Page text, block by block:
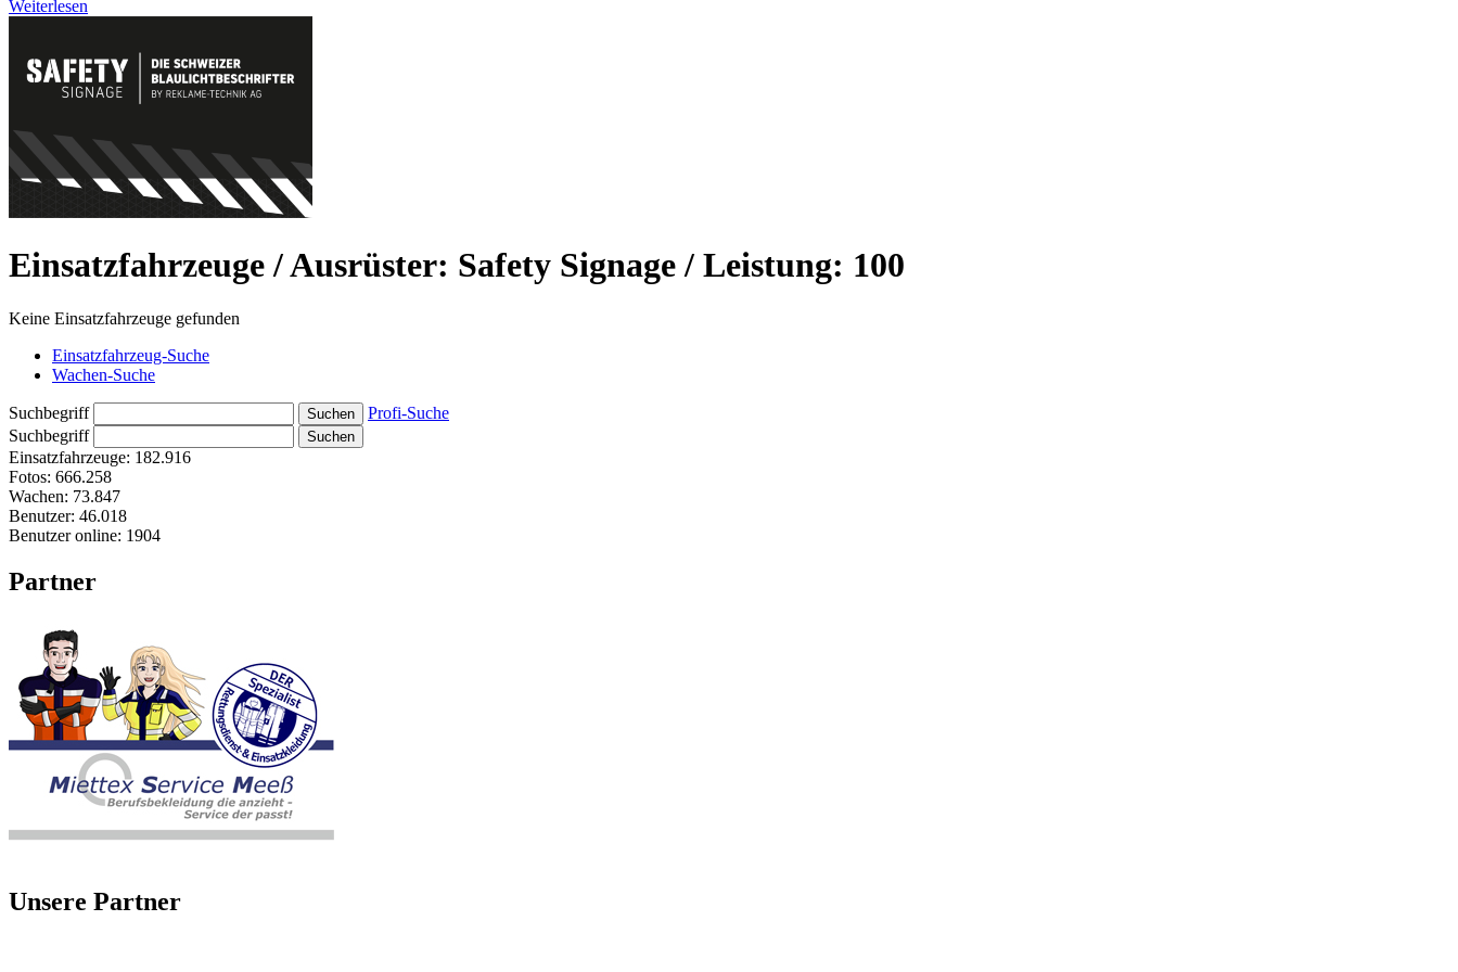
Weiterlesen
Einsatzfahrzeuge / Ausrüster: Safety Signage / Leistung: 100
Keine Einsatzfahrzeuge gefunden
Einsatzfahrzeug-Suche
Wachen-Suche
Suchbegriff
Profi-Suche
Suchbegriff
Einsatzfahrzeuge: 182.916
Fotos: 666.258
Wachen: 73.847
Benutzer: 46.018
Benutzer online: 1904
Partner
Unsere Partner